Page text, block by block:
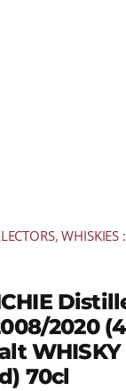
,WHISKIES
2020
WHISKY
70cl